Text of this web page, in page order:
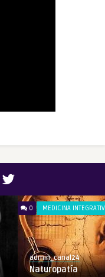
0 MEDICINA
admin_canal24
Naturopatía